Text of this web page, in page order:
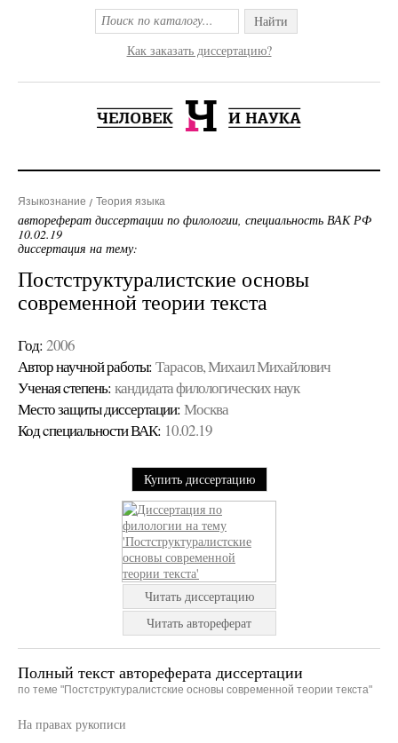
Найти
Как заказать диссертацию?
Языкознание Теория языка
автореферат диссертации по филологии, специальность ВАК РФ
10.02.19
диссертация на тему:
Постструктуралистские основы
современной теории текста
Год: 2006
Автор научной работы: Тарасов, Михаил Михайлович
Ученая cтепень: кандидата филологических наук
Место защиты диссертации: Москва
Код cпециальности ВАК: 10.02.19
Купить диссертацию
Читать диссертацию
Читать автореферат
Полный текст автореферата диссертации
по теме "Постструктуралистские основы современной теории текста"
На правах рукописи